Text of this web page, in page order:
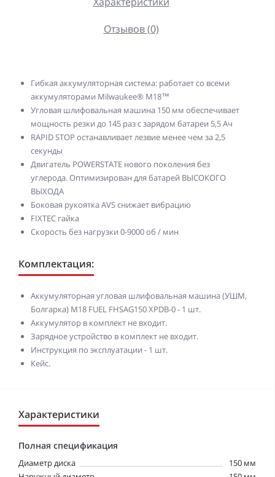
Отзывов (0)
Гибкая аккумуляторная система: работает со всеми
аккумуляторами Milwaukee® М18™
Угловая шлифовальная машина 150 мм обеспечивает
мощность резки до 145 раз с зарядом батареи 5,5 Ач
RAPID STOP останавливает лезвие менее чем за 2,5
секунды
Двигатель POWERSTATE нового поколения без
углерода. Оптимизирован для батарей ВЫСОКОГО
ВЫХОДА
Боковая рукоятка AVS снижает вибрацию
FIXTEC гайка
Скорость без нагрузки 0-9000 об / мин
Комплектация:
Аккумуляторная угловая шлифовальная машина (УШМ,
Болгарка) M18 FUEL FHSAG150 XPDB-0 - 1 шт.
Аккумулятор в комплект не входит.
Зарядное устройство в комплект не входит.
Инструкция по эксплуатации - 1 шт.
Кейс.
Характеристики
Полная спецификация
Диаметр диска
150 мм